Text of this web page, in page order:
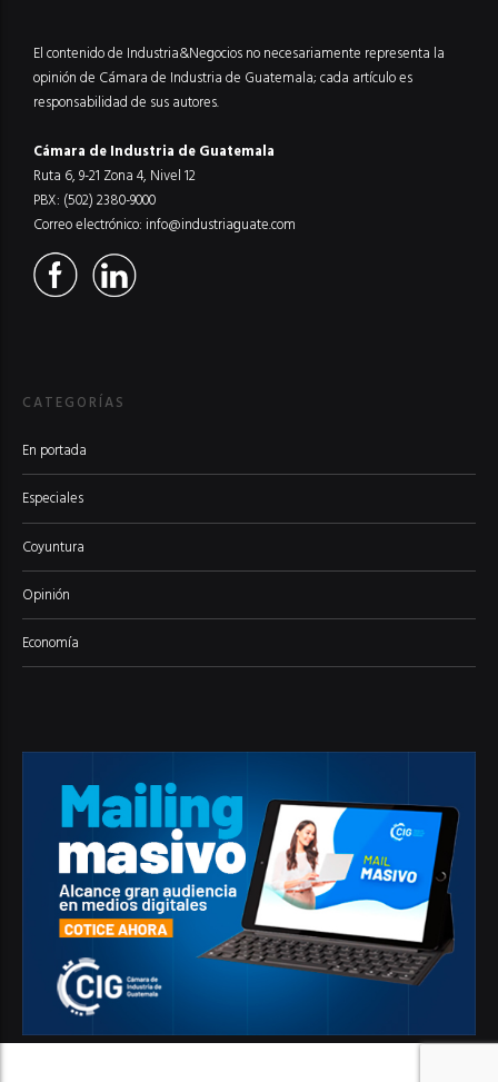
El contenido de Industria&Negocios no necesariamente representa la
opinión de Cámara de Industria de Guatemala; cada artículo es
responsabilidad de sus autores.
Cámara de Industria de Guatemala
Ruta 6, 9-21 Zona 4, Nivel 12
PBX: (502) 2380-9000
Correo electrónico: info@industriaguate.com
CATEGORÍAS
En portada
Especiales
Coyuntura
Opinión
Economía